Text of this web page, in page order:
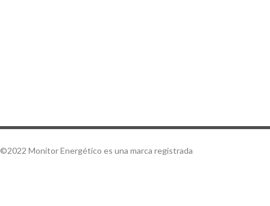
©2022 Monitor Energético es una marca registrada